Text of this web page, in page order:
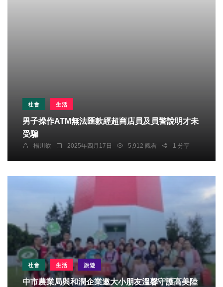
社會 生活
男子操作ATM無法匯款經超商店員及員警說明才未
受騙
楊川欽 2025年四月17日 5,912 觀看 1 分享
社會 生活 旅遊
中市農業局與和潤企業邀大小朋友溫馨守護高美陸